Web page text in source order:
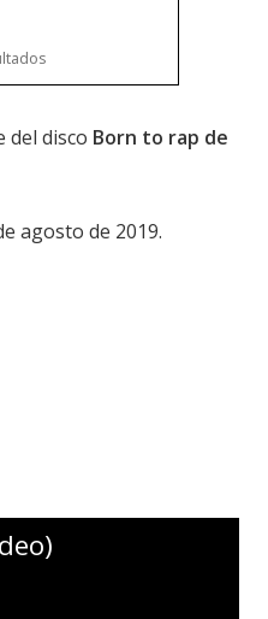
del disco Born to rap de
agosto de 2019.